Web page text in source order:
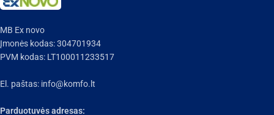
MB Ex novo
Įmonės kodas: 304701934
PVM kodas: LT100011233517
El. paštas: info@komfo.lt
Parduotuvės adresas: